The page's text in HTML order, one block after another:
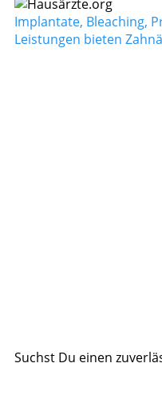
Implantate, Bleaching,
Leistungen bieten
Suchst Du einen